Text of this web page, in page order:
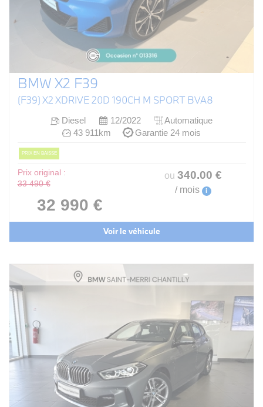
BMW X2 F39
(F39) X2 XDRIVE 20D 190CH M SPORT BVA8
Diesel 12/2022
Automatique
43 911km
Garantie 24 mois
PRIX EN BAISSE
Prix original :
33 490 €
32 990 €
ou 340.00 €
/ mois i
Voir le véhicule